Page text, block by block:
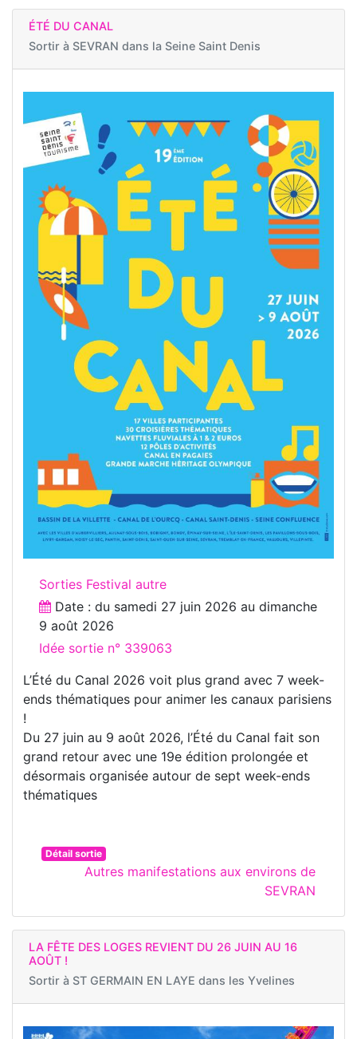
ÉTÉ DU CANAL
Sortir à SEVRAN dans la Seine Saint Denis
Sorties Festival autre
Date : du samedi 27 juin 2026 au dimanche
9 août 2026
Idée sortie n° 339063
L’Été du Canal 2026 voit plus grand avec 7 week-
ends thématiques pour animer les canaux parisiens
!
Du 27 juin au 9 août 2026, l’Été du Canal fait son
grand retour avec une 19e édition prolongée et
désormais organisée autour de sept week-ends
thématiques
Détail sortie
Autres manifestations aux environs de
SEVRAN
LA FÊTE DES LOGES REVIENT DU 26 JUIN AU 16
AOÛT !
Sortir à ST GERMAIN EN LAYE dans les Yvelines